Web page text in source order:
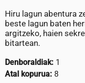
Hiru lagun abentura
beste lagun baten
argitzeko, haien
bitartean.
Denboraldiak: 1
Atal kopurua: 8